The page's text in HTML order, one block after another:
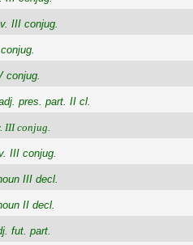
III conjug.
conjug.
pres. part. II cl.
III conjug.
III conjug.
III decl.
II decl.
fut. part.